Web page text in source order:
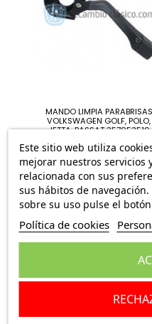
MANDO LIMPIA PARABRISAS
VOLKSWAGEN GOLF, POLO,
JETTA, PASSAT 357953519
27,95 €
Este sitio web utiliza
mejorar nuestros servicios
relacionada con sus
sus hábitos de
sobre su uso pulse el
Política de cookies